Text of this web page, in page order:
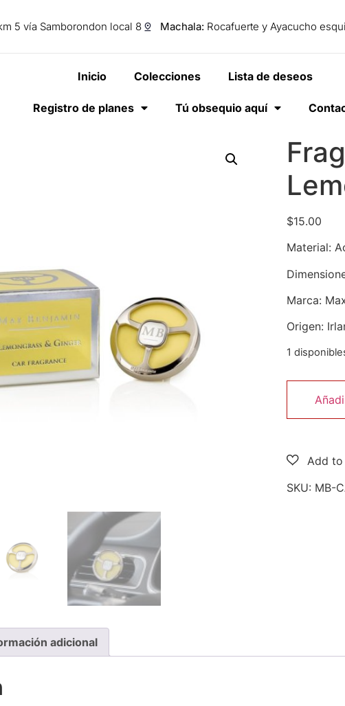
5 vía Samborondon local 8 Machala: Rocafuerte y Ayacucho
Inicio Colecciones Lista de deseos
Registro de planes Tú obsequio aquí
$15.00
Material:
Marca:
Origen:
1
SKU: MB-
adicional